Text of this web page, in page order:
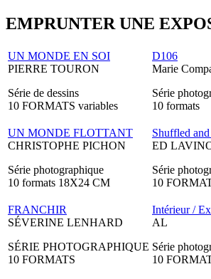
EMPRUNTER UNE
UN MONDE EN SOI
PIERRE TOURON
Série de dessins
10 FORMATS variables
D106
Marie
Série
10 formats
UN MONDE FLOTTANT
CHRISTOPHE PICHON
Série photographique
10 formats 18X24 CM
Shuffled
ED
Série
10
FRANCHIR
SÉVERINE LENHARD
SÉRIE PHOTOGRAPHIQUE
10 FORMATS
Intérieur /
AL
Série
10